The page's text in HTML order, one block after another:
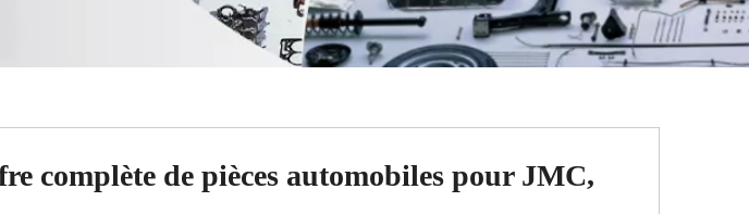
complète de pièces automobiles pour JMC,